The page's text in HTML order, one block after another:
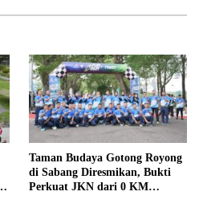
Taman Budaya Gotong Royong
di Sabang Diresmikan, Bukti
Perkuat JKN dari 0 KM